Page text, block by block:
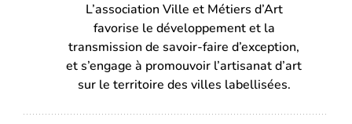
un
onglet)onglet)
L’association Ville et Métiers d’Art
favorise le développement et la
transmission de savoir-faire d’exception,
et s’engage à promouvoir l’artisanat d’art
sur le territoire des villes labellisées.